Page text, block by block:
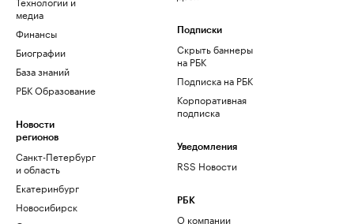
медиа
Финансы
Биографии
База знаний
РБК Образование
Новости
регионов
Санкт-Петербург
и область
Екатеринбург
Новосибирск
Подписки
Скрыть баннеры
на РБК
Подписка на РБК
Корпоративная
подписка
Уведомления
RSS Новости
РБК
О компании